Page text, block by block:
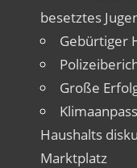
besetztes
Gebürtiger
Große
Haushalts
Marktplatz